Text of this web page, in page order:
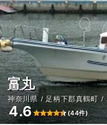
富丸
神奈川県 足柄下郡真鶴町
4.6 (44件)